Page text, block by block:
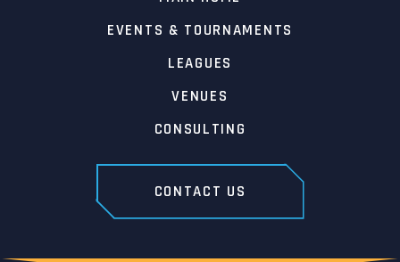
EVENTS & TOURNAMENTS
LEAGUES
VENUES
CONSULTING
CONTACT US